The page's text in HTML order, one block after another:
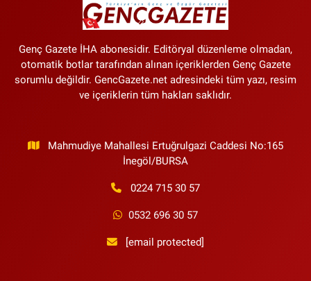
Genç Gazete İHA abonesidir. Editöryal düzenleme olmadan,
otomatik botlar tarafından alınan içeriklerden Genç Gazete
sorumlu değildir. GencGazete.net adresindeki tüm yazı, resim
ve içeriklerin tüm hakları saklıdır.
Mahmudiye Mahallesi Ertuğrulgazi Caddesi No:165
İnegöl/BURSA
0224 715 30 57
0532 696 30 57
[email protected]